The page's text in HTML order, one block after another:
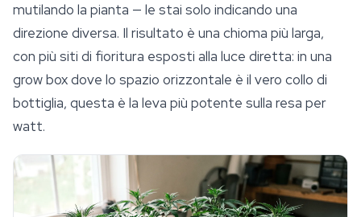
mutilando la pianta — le stai solo indicando una
direzione diversa. Il risultato è una chioma più larga,
con più siti di fioritura esposti alla luce diretta: in una
grow boxdove lo spazio orizzontale è il vero collo di
bottiglia, questa è la leva più potente sulla resa per
watt.